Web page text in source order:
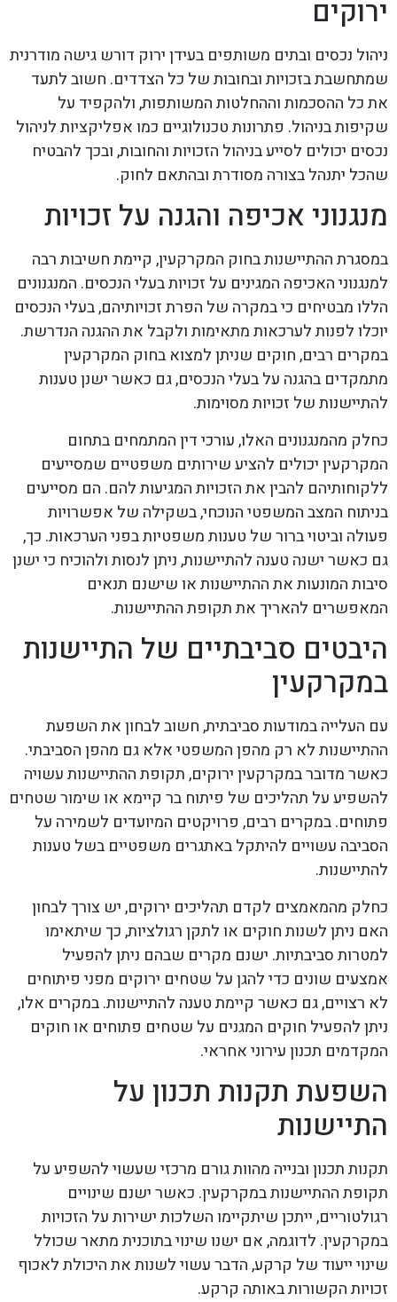
ירוקים
ניהול נכסים ובתים משותפים בעידן ירוק דורש גישה מודרנית
שמתחשבת בזכויות ובחובות של כל הצדדים. חשוב לתעד
את כל ההסכמות וההחלטות המשותפות, ולהקפיד על
שקיפות בניהול. פתרונות טכנולוגיים כמו אפליקציות לניהול
נכסים יכולים לסייע בניהול הזכויות והחובות, ובכך להבטיח
שהכל יתנהל בצורה מסודרת ובהתאם לחוק.
מנגנוני אכיפה והגנה על זכויות
במסגרת ההתיישנות בחוק המקרקעין, קיימת חשיבות רבה
למנגנוני האכיפה המגינים על זכויות בעלי הנכסים. המנגנונים
הללו מבטיחים כי במקרה של הפרת זכויותיהם, בעלי הנכסים
יוכלו לפנות לערכאות מתאימות ולקבל את ההגנה הנדרשת.
במקרים רבים, חוקים שניתן למצוא בחוק המקרקעין
מתמקדים בהגנה על בעלי הנכסים, גם כאשר ישנן טענות
להתיישנות של זכויות מסוימות.
כחלק מהמנגנונים האלו, עורכי דין המתמחים בתחום
המקרקעין יכולים להציע שירותים משפטיים שמסייעים
ללקוחותיהם להבין את הזכויות המגיעות להם. הם מסייעים
בניתוח המצב המשפטי הנוכחי, בשקילה של אפשרויות
פעולה וביטוי ברור של טענות משפטיות בפני הערכאות. כך,
גם כאשר ישנה טענה להתיישנות, ניתן לנסות ולהוכיח כי ישנן
סיבות המונעות את ההתיישנות או שישנם תנאים
המאפשרים להאריך את תקופת ההתיישנות.
היבטים סביבתיים של התיישנות
במקרקעין
עם העלייה במודעות סביבתית, חשוב לבחון את השפעת
ההתיישנות לא רק מהפן המשפטי אלא גם מהפן הסביבתי.
כאשר מדובר במקרקעין ירוקים, תקופת ההתיישנות עשויה
להשפיע על תהליכים של פיתוח בר קיימא או שימור שטחים
פתוחים. במקרים רבים, פרויקטים המיועדים לשמירה על
הסביבה עשויים להיתקל באתגרים משפטיים בשל טענות
להתיישנות.
כחלק מהמאמצים לקדם תהליכים ירוקים, יש צורך לבחון
האם ניתן לשנות חוקים או לתקן רגולציות, כך שיתאימו
למטרות סביבתיות. ישנם מקרים שבהם ניתן להפעיל
אמצעים שונים כדי להגן על שטחים ירוקים מפני פיתוחים
לא רצויים, גם כאשר קיימת טענה להתיישנות. במקרים אלו,
ניתן להפעיל חוקים המגנים על שטחים פתוחים או חוקים
המקדמים תכנון עירוני אחראי.
השפעת תקנות תכנון על
התיישנות
תקנות תכנון ובנייה מהוות גורם מרכזי שעשוי להשפיע על
תקופת ההתיישנות במקרקעין. כאשר ישנם שינויים
רגולטוריים, ייתכן שיתקיימו השלכות ישירות על הזכויות
במקרקעין. לדוגמה, אם ישנו שינוי בתוכנית מתאר שכולל
שינוי ייעוד של קרקע, הדבר עשוי לשנות את היכולת לאכוף
זכויות הקשורות באותה קרקע.